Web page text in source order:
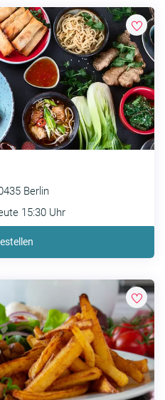
Berlin
15:30 Uhr